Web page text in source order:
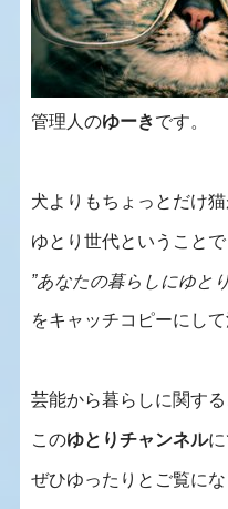
管理人のゆーきです。
犬よりもちょっとだけ猫
ゆとり世代ということで
”あなたの暮らしにゆと
をキャッチコピーにして
芸能から暮らしに関す
このゆとりチャンネル
ぜひゆったりとご覧に